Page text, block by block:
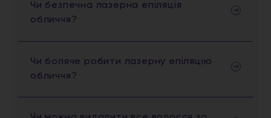
Чи безпечна лазерна епіляція
обличчя?
Чи боляче робити лазерну епіляцію
обличчя?